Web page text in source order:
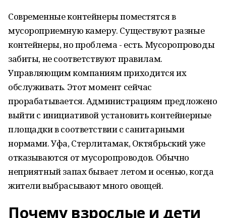
Современные контейнеры поместятся в
мусороприемную камеру. Существуют разные
контейнеры, но проблема - есть. Мусоропроводы
забиты, не соответствуют правилам.
Управляющим компаниям приходится их
обслуживать. Этот момент сейчас
прорабатывается. Администрациям предложено
выйти с инициативой установить контейнерные
площадки в соответствии с санитарными
нормами. Уфа, Стерлитамак, Октябрьский уже
отказываются от мусоропроводов. Обычно
неприятный запах бывает летом и осенью, когда
жители выбрасывают много овощей.
Почему взрослые и дети